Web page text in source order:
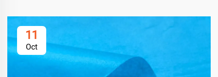
11
Oct